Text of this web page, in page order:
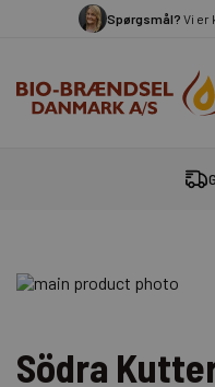
Spørgsmål? Vi er
Södra